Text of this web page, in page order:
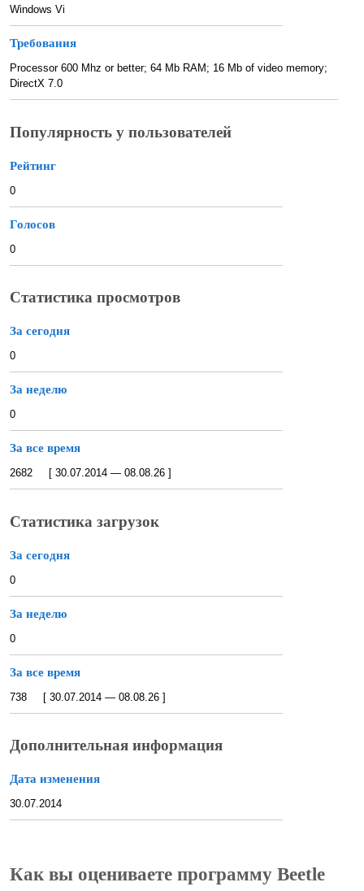
Windows Vi
Требования
Processor 600 Mhz or better; 64 Mb RAM; 16 Mb of video memory;
DirectX 7.0
Популярность у пользователей
Рейтинг
0
Голосов
0
Статистика просмотров
За сегодня
0
За неделю
0
За все время
2682 [ 30.07.2014 — 08.08.26 ]
Статистика загрузок
За сегодня
0
За неделю
0
За все время
738 [ 30.07.2014 — 08.08.26 ]
Дополнительная информация
Дата изменения
30.07.2014
Как вы оцениваете программу Beetle